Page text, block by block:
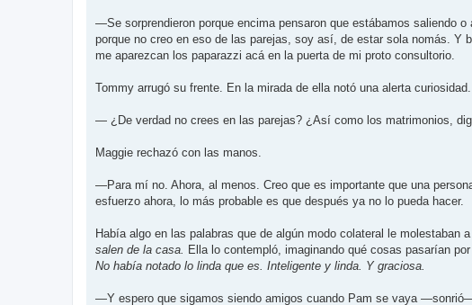
—Se sorprendieron porque encima pensaron que estábamos
porque no creo en eso de las parejas, soy así, de estar sola nomás. Y
me aparezcan los paparazzi acá en la puerta de mi proto consultorio.
Tommy arrugó su frente. En la mirada de ella notó una alerta curiosidad.
— ¿De verdad no crees en las parejas? ¿Así como los matrimonios,
Maggie rechazó con las manos.
—Para mí no. Ahora, al menos. Creo que es importante que una
esfuerzo ahora, lo más probable es que después ya no lo pueda hacer.
Había algo en las palabras que de algún modo colateral le molestaban a
salen de la casa.
Ella lo contempló, imaginando qué cosas pasarían
No había notado lo linda que es. Inteligente y linda. Y graciosa.
—Y espero que sigamos siendo amigos cuando Pam se vaya